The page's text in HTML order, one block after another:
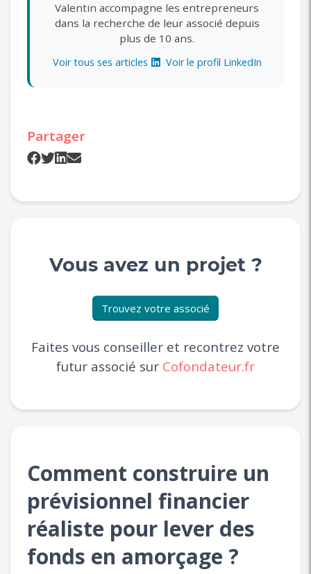
Valentin accompagne les entrepreneurs
dans la recherche de leur associé depuis
plus de 10 ans.
Voir tous ses articles Voir le profil LinkedIn
Partager
Vous avez un projet ?
Trouvez votre associé
Faites vous conseiller et recontrez votre
futur associé sur Cofondateur.fr
Comment construire un
prévisionnel financier
réaliste pour lever des
fonds en amorçage ?